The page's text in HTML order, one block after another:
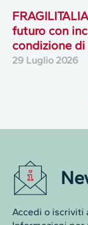
futuro con
condizione
29 Luglio 2026
Accedi o iscriviti